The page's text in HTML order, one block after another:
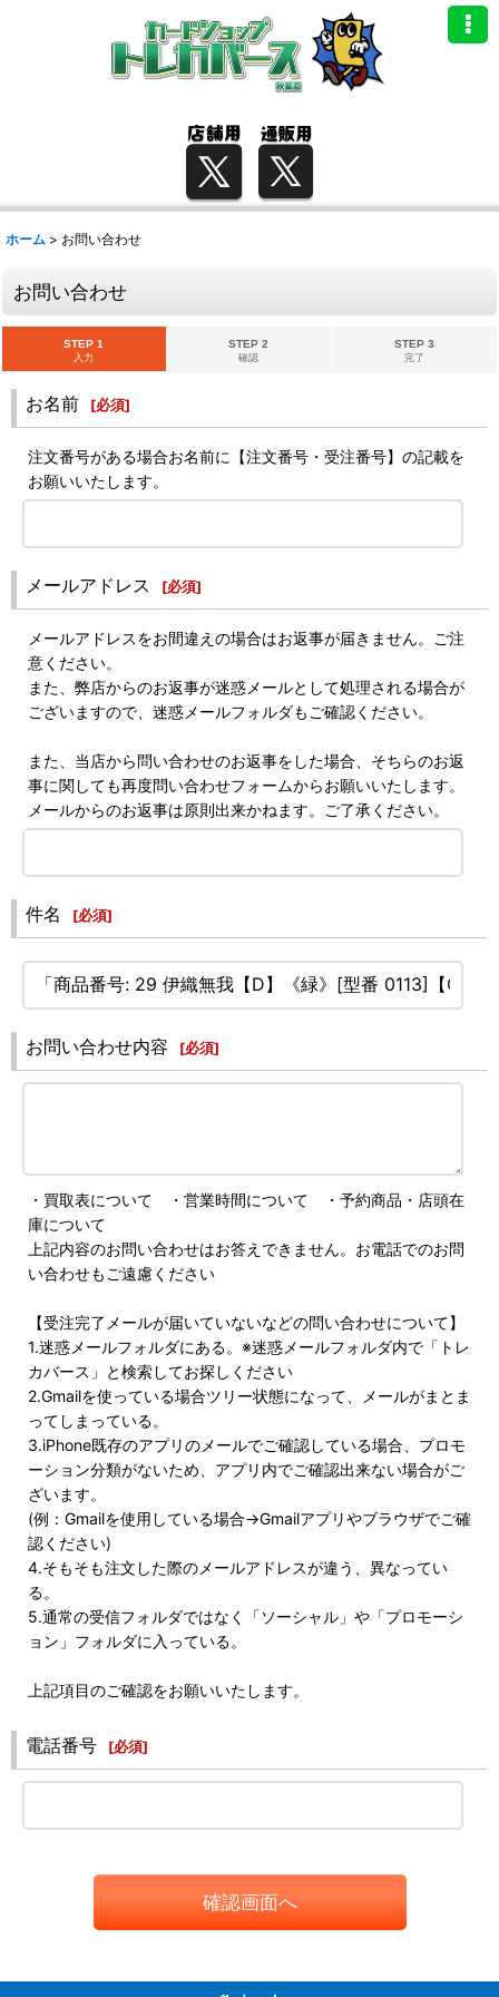
ホーム > お問い合わせ
お問い合わせ
STEP 1
入力
STEP 2
確認
STEP 3
完了
お名前 [必須]
注文番号がある場合お名前に【注文番号・受注番号】の記載を
お願いいたします。
メールアドレス [必須]
メールアドレスをお間違えの場合はお返事が届きません。ご注
意ください。
また、弊店からのお返事が迷惑メールとして処理される場合が
ございますので、迷惑メールフォルダもご確認ください。
また、当店から問い合わせのお返事をした場合、そちらのお返
事に関しても再度問い合わせフォームからお願いいたします。
メールからのお返事は原則出来かねます。ご了承ください。
件名 [必須]
お問い合わせ内容 [必須]
・買取表について ・営業時間について ・予約商品・店頭在
庫について
上記内容のお問い合わせはお答えできません。お電話でのお問
い合わせもご遠慮ください
【受注完了メールが届いていないなどの問い合わせについて】
1.迷惑メールフォルダにある。※迷惑メールフォルダ内で「トレ
カバース」と検索してお探しください
2.Gmailを使っている場合ツリー状態になって、メールがまとま
ってしまっている。
3.iPhone既存のアプリのメールでご確認している場合、プロモ
ーション分類がないため、アプリ内でご確認出来ない場合がご
ざいます。
(例：Gmailを使用している場合→Gmailアプリやブラウザでご確
認ください)
4.そもそも注文した際のメールアドレスが違う、異なってい
る。
5.通常の受信フォルダではなく「ソーシャル」や「プロモーシ
ョン」フォルダに入っている。
上記項目のご確認をお願いいたします。
電話番号 [必須]
確認画面へ